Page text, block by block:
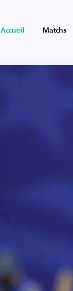
Accueil Matchs